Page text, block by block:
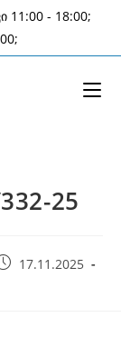
11:00 - 18:00;
25
17.11.2025